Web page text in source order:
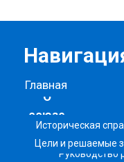
О
союзе
Главная
Историческая
Цели и решаемые
Руководство